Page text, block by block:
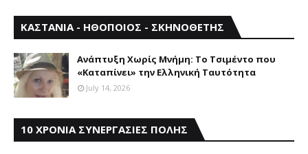
ΚΑΣΤΑΝΙΑ - ΗΘΟΠΟΙΟΣ - ΣΚΗΝΟΘΕΤΗΣ
Aνάπτυξη Xωρίς Mνήμη: Το Τσιμέντο που
«Καταπίνει» την Ελληνική Ταυτότητα
July 14, 2026
10 ΧΡΟΝΙΑ ΣΥΝΕΡΓΑΣΙΕΣ ΠΟΛΗΣ